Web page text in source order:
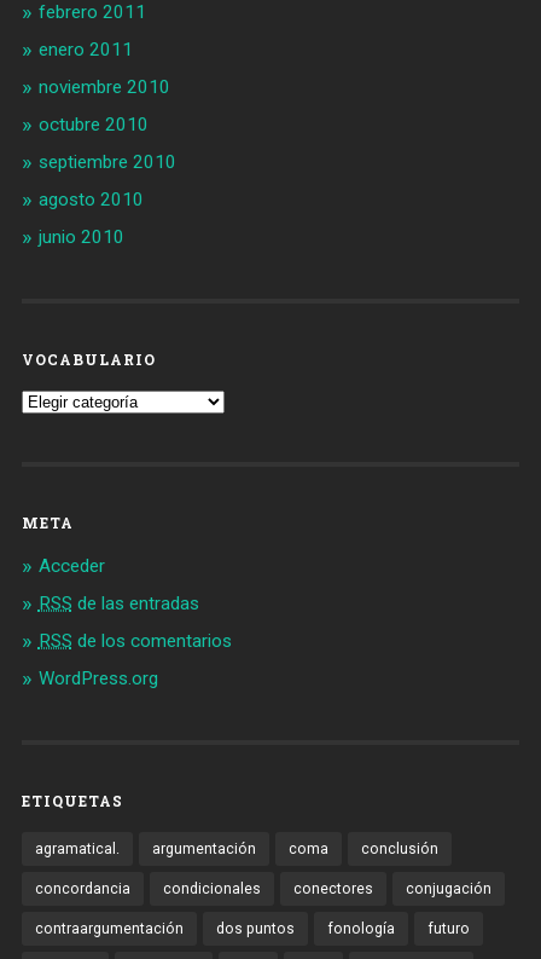
febrero 2011
enero 2011
noviembre 2010
octubre 2010
septiembre 2010
agosto 2010
junio 2010
VOCABULARIO
Vocabulario
META
Acceder
RSS de las entradas
RSS de los comentarios
WordPress.org
ETIQUETAS
agramatical. argumentación coma conclusión
concordancia condicionales conectores conjugación
contraargumentación dos puntos fonología futuro